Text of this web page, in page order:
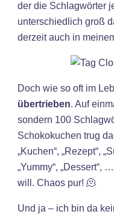
der die Schlagwörter
unterschiedlich groß
derzeit auch in
Doch wie so oft im
übertrieben. Auf
sondern 100
Schokokuchen trug
„Kuchen“, „Rezept“,
„Yummy“, „Dessert“,
will. Chaos pur! 🫠
Und ja – ich bin da